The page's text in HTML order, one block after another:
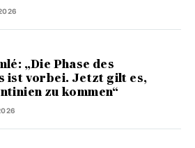
„Die Phase des
ist vorbei. Jetzt gilt es,
zu kommen“